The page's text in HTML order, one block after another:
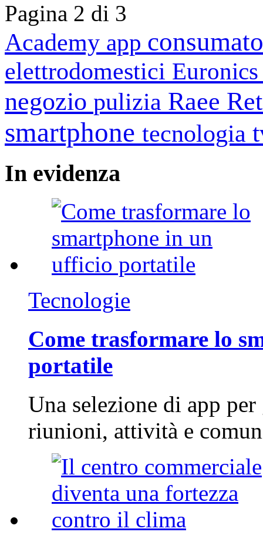
Pagina 2 di 3
Academy app
elettrodomestici
negozio pulizia Raee
smartphone tecnologia
In evidenza
Tecnologie
Come trasformare lo
portatile
Una selezione di app
riunioni, attività e